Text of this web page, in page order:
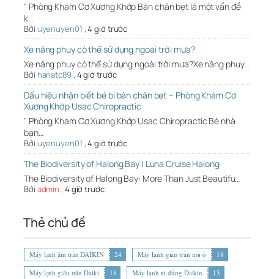
" Phòng Khám Cơ Xương Khớp Bàn chân bẹt là một vấn đề
k…
Bởi uyenuyen01 ,4 giờ trước
Xe nâng phuy có thể sử dụng ngoài trời mưa?
Xe nâng phuy có thể sử dụng ngoài trời mưa?Xe nâng phuy…
Bởi hanatc89, 4 giờ trước
Dấu hiệu nhận biết bé bị bàn chân bẹt – Phòng Khám Cơ
Xương Khớp Usac Chiropractic
" Phòng Khám Cơ Xương Khớp Usac Chiropractic Bé nhà
bạn…
Bởi uyenuyen01 ,4 giờ trước
The Biodiversity of Halong Bay | Luna Cruise Halong
The Biodiversity of Halong Bay: More Than Just Beautifu…
Bởi admin , 4 giờ trước
Thẻ chủ đề
Máy lạnh âm trần DAIKIN 24 Máy lạnh giấu trần nối ố
18
Máy lạnh giấu trần Daiki
18 Máy lạnh tủ đứng Daikin
15